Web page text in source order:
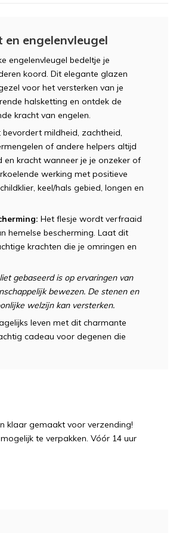
en engelenvleugel
engelenvleugel bedeltje je
koord. Dit elegante glazen
voor het versterken van je
halsketting en ontdek de
kracht van engelen.
bevordert mildheid, zachtheid,
of andere helpers altijd
en kracht wanneer je je onzeker of
werking met positieve
keel/hals gebied, longen en
Het flesje wordt verfraaid
hemelse bescherming. Laat dit
krachten die je omringen en
gebaseerd is op ervaringen van
bewezen. De stenen en
welzijn kan versterken.
leven met dit charmante
cadeau voor degenen die
klaar gemaakt voor verzending!
te verpakken. Vóór 14 uur